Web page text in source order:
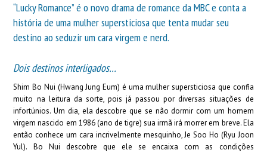
“Lucky Romance” é o novo drama de romance da MBC e conta a
história de uma mulher supersticiosa que tenta mudar seu
destino ao seduzir um cara virgem e nerd.
Dois destinos interligados…
Shim Bo Nui (Hwang Jung Eum) é uma mulher supersticiosa que confia
muito na leitura da sorte, pois já passou por diversas situações de
infortúnios. Um dia, ela descobre que se não dormir com um homem
virgem nascido em 1986 (ano de tigre) sua irmã irá morrer em breve. Ela
então conhece um cara incrivelmente mesquinho, Je Soo Ho (Ryu Joon
Yul). Bo Nui descobre que ele se encaixa com as condições